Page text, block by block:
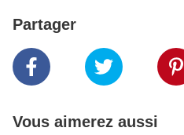
Partager
Vous aimerez aussi